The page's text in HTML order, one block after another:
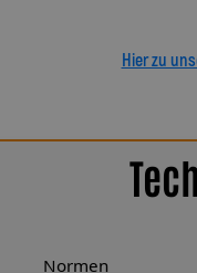
Hier zu
Normen